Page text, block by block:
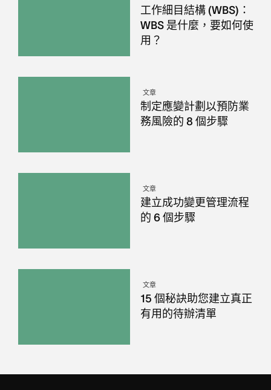
工作細目結構 (WBS)：
WBS 是什麼，要如何使
用？
文章
制定應變計劃以預防業
務風險的 8 個步驟
文章
建立成功變更管理流程
的 6 個步驟
文章
15 個秘訣助您建立真正
有用的待辦清單